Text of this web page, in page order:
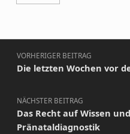
VORHERIGER BEITRAG
Die letzten Wochen vor
NÄCHSTER BEITRAG
Das Recht auf Wissen
Pränataldiagnostik